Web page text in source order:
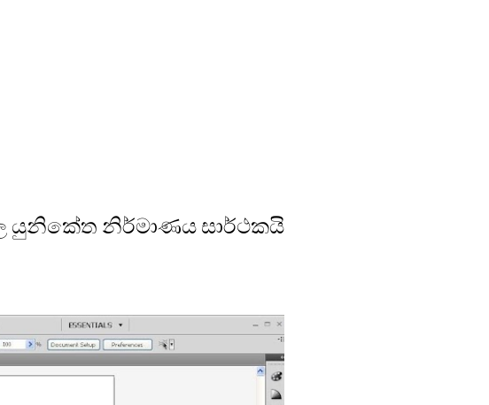
යුනිකේත නිර්මාණය සාර්ථකයි